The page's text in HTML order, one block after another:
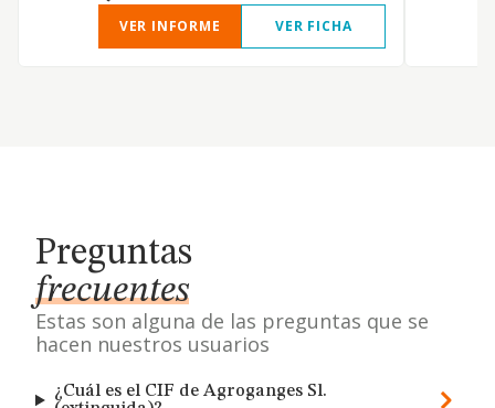
VER INFORME
VER FICHA
Preguntas
frecuentes
Estas son alguna de las preguntas que se
hacen nuestros usuarios
¿Cuál es el CIF de Agroganges Sl.